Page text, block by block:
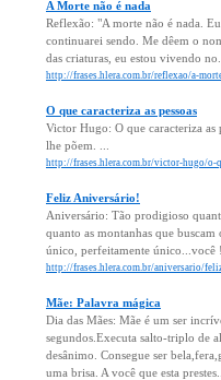
A Morte não é nada
Reflexão: "A morte não é nada.
continuarei sendo. Me dêem o
das criaturas, eu estou vivendo no...
http://frases.hlera.com.br/reflexao/a-
O que caracteriza as pessoas
Victor Hugo: O que caracteriza as
lhe põem. ...
http://frases.hlera.com.br/victor-hugo/o-
Feliz Aniversário!
Aniversário: Tão prodigioso
quanto as montanhas que
único, perfeitamente único...você
http://frases.hlera.com.br/aniversario/
Mãe: Palavra mágica
Dia das Mães: Mãe é um ser
segundos.Executa salto-triplo de
desânimo. Consegue ser
uma brisa. A você que esta prestes...